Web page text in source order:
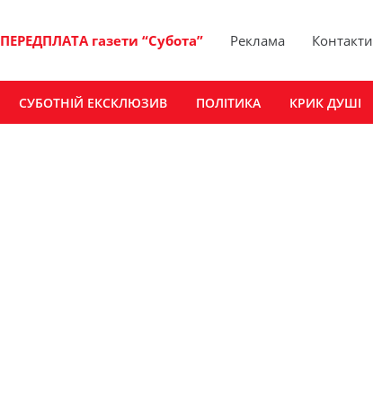
ПЕРЕДПЛАТА газети “Субота” Реклама Контакти
СУБОТНІЙ ЕКСКЛЮЗИВ ПОЛІТИКА КРИК ДУШІ